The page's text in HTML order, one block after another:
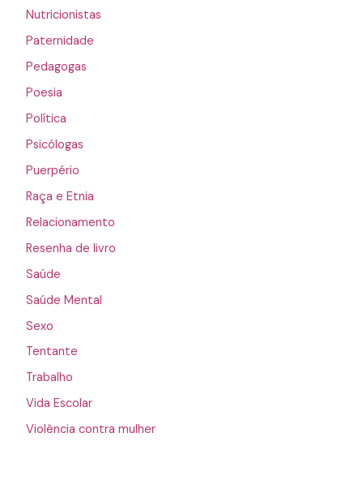
Nutricionistas
Paternidade
Pedagogas
Poesia
Política
Psicólogas
Puerpério
Raça e Etnia
Relacionamento
Resenha de livro
Saúde
Saúde Mental
Sexo
Tentante
Trabalho
Vida Escolar
Violência contra mulher